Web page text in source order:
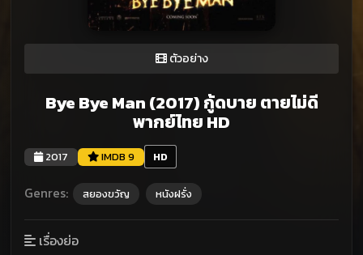
ตัวอย่าง
Bye Bye Man (2017) กู้ดบาย ตายไม่ดี
พากย์ไทย HD
2017 IMDB 9 HD
Genres: สยองขวัญ หนังฝรั่ง
เรื่องย่อ